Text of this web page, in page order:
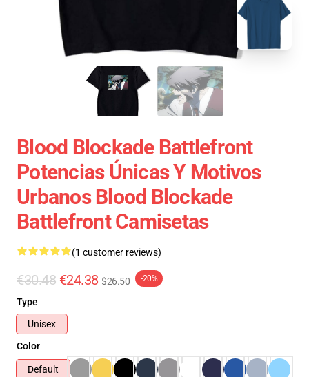
Blood Blockade Battlefront
Potencias Únicas Y Motivos
Urbanos Blood Blockade
Battlefront Camisetas
(1 customer reviews)
€30.48 €24.38 $26.50 -20%
Type
Unisex
Color
Default